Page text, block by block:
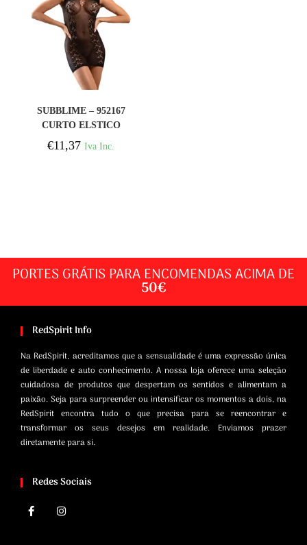
SUBBLIME – 952167
CURTO ELSTICO
FISHNET
BODYSTOCKING PRETO
€11,37 Iva Inc.
PORTES GRÁTIS PARA ENCOMENDAS ACIMA DE
50€
RedSpirit Info
Na RedSpirit, acreditamos que a sensualidade é uma expressão única
de liberdade e auto conhecimento. A nossa loja oferece uma seleção
cuidadosa de produtos que despertam os sentidos e alimentam a
paixão. Seja para surpreender ou intensificar os momentos a dois, na
RedSpirit encontra tudo o que precisa para se reencontrar e
transformar os seus desejos em realidade. Enviamos prazer
diretamente para si.
Redes Sociais